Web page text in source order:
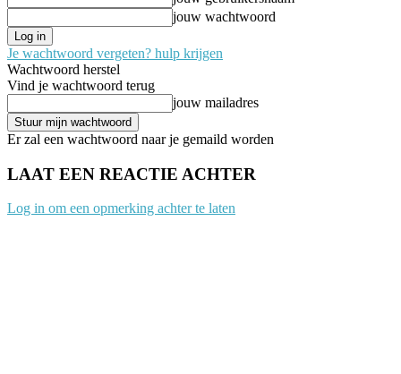
jouw wachtwoord
Je wachtwoord vergeten? hulp krijgen
Wachtwoord herstel
Vind je wachtwoord terug
jouw mailadres
Er zal een wachtwoord naar je gemaild worden
LAAT EEN REACTIE ACHTER
Log in om een opmerking achter te laten